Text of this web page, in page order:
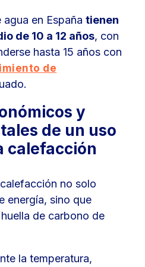
en España tienen
de 10 a 12 años, con
hasta 15 años con
de
y
de un uso
calefacción
no solo
energía, sino que
de carbono de
la temperatura,